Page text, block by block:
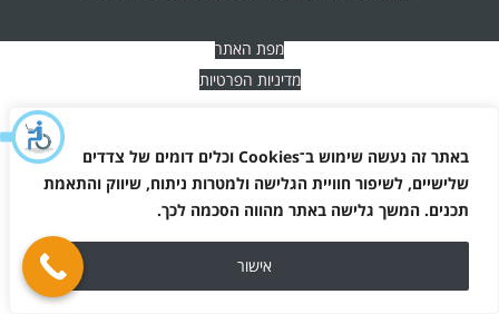
באתר זה נעשה שימוש ב־Cookies וכלים דומים של צדדים
שלישיים, לשיפור חוויית הגלישה ולמטרות ניתוח, שיווק והתאמת
תכנים. המשך גלישה באתר מהווה הסכמה לכך.
אישור
מפת האתר
מדיניות הפרטיות